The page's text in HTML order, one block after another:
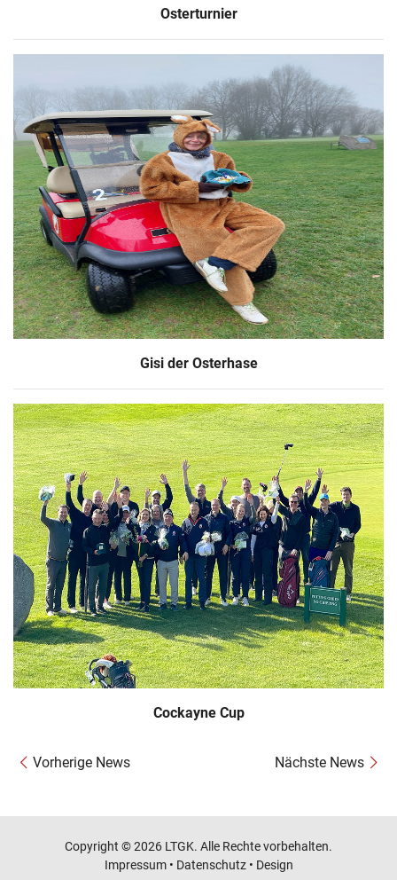
Osterturnier
Gisi der Osterhase
Cockayne Cup
Vorherige News Nächste News
Copyright © 2026 LTGK. Alle Rechte vorbehalten.
Impressum• Datenschutz• Design